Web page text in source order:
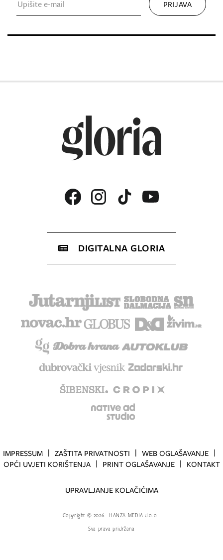
DIGITALNA GLORIA
IMPRESSUM ZAŠTITA PRIVATNOSTI
WEB OGLAŠAVANJE
OPĆI UVJETI KORIŠTENJA
PRINT OGLAŠAVANJE KONTAKT
UPRAVLJANJE KOLAČIĆIMA
Copyright © 2026.
HANZA MEDIA d.o.o
Sva prava pridržana